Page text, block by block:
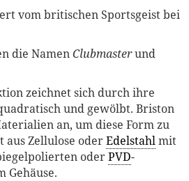
vom britischen Sportsgeist bei
die NamenClubmasterund
zeichnet sich durch ihre
und gewölbt. Briston
an, um diese Form zu
Zellulose oderEdelstahlmit
oderPVD-
Gehäuse.